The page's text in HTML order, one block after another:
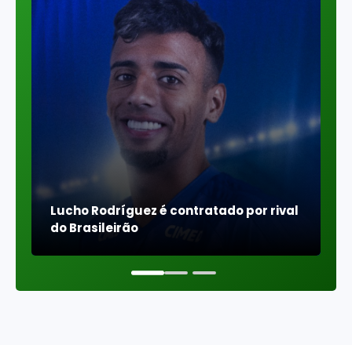
Lucho Rodríguez é contratado por rival
do Brasileirão